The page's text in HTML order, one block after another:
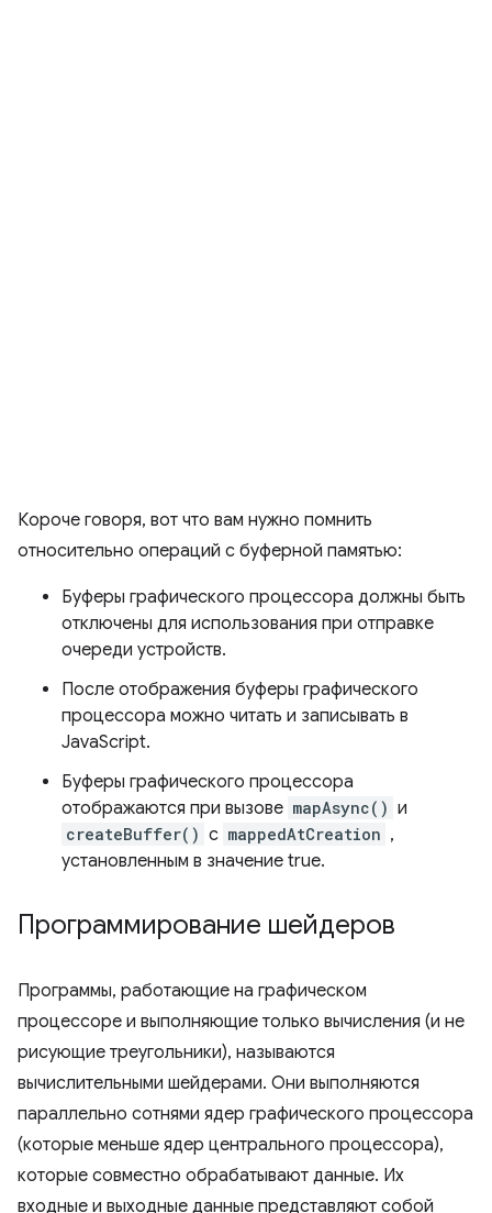
Короче говоря, вот что вам нужно помнить
относительно операций с буферной памятью:
Буферы графического процессора должны быть
отключены для использования при отправке
очереди устройств.
После отображения буферы графического
процессора можно читать и записывать в
JavaScript.
Буферы графического процессора
отображаются при вызове mapAsync() и
createBuffer() с mappedAtCreation ,
установленным в значение true.
Программирование шейдеров
Программы, работающие на графическом
процессоре и выполняющие только вычисления (и не
рисующие треугольники), называются
вычислительными шейдерами. Они выполняются
параллельно сотнями ядер графического процессора
(которые меньше ядер центрального процессора),
которые совместно обрабатывают данные. Их
входные и выходные данные представляют собой